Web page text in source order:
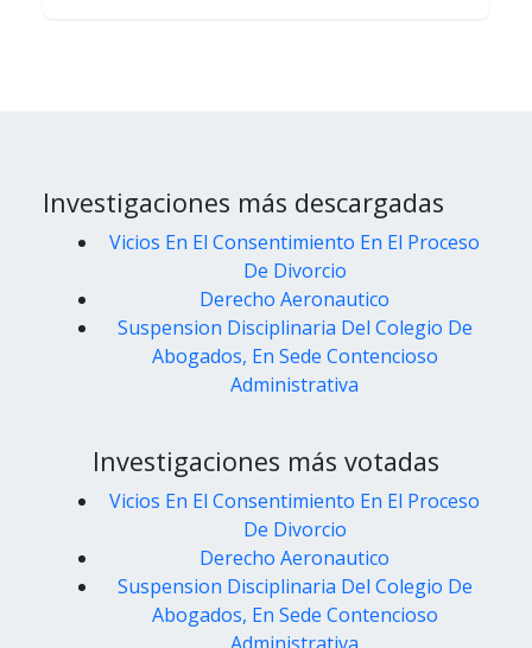
Investigaciones más descargadas
Vicios En El Consentimiento En El Proceso
De Divorcio
Derecho Aeronautico
Suspension Disciplinaria Del Colegio De
Abogados, En Sede Contencioso
Administrativa
Investigaciones más votadas
Vicios En El Consentimiento En El Proceso
De Divorcio
Derecho Aeronautico
Suspension Disciplinaria Del Colegio De
Abogados, En Sede Contencioso
Administrativa